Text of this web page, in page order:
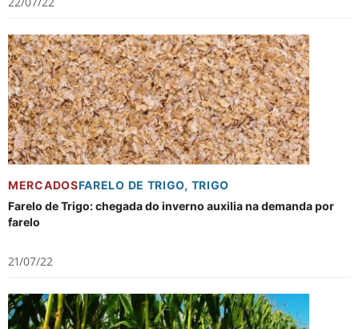
MERCADOSFARELO DE TRIGO, TRIGO
Farelo de Trigo: chegada do inverno auxilia na demanda por
farelo
21/07/22